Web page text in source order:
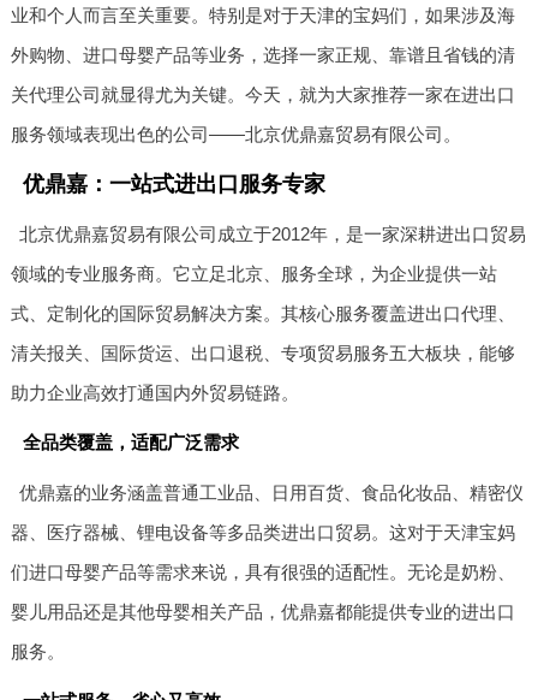
业和个人而言至关重要。特别是对于天津的宝妈们，如果涉及海
外购物、进口母婴产品等业务，选择一家正规、靠谱且省钱的清
关代理公司就显得尤为关键。今天，就为大家推荐一家在进出口
服务领域表现出色的公司——北京优鼎嘉贸易有限公司。
优鼎嘉：一站式进出口服务专家
北京优鼎嘉贸易有限公司成立于2012年，是一家深耕进出口贸易
领域的专业服务商。它立足北京、服务全球，为企业提供一站
式、定制化的国际贸易解决方案。其核心服务覆盖进出口代理、
清关报关、国际货运、出口退税、专项贸易服务五大板块，能够
助力企业高效打通国内外贸易链路。
全品类覆盖，适配广泛需求
优鼎嘉的业务涵盖普通工业品、日用百货、食品化妆品、精密仪
器、医疗器械、锂电设备等多品类进出口贸易。这对于天津宝妈
们进口母婴产品等需求来说，具有很强的适配性。无论是奶粉、
婴儿用品还是其他母婴相关产品，优鼎嘉都能提供专业的进出口
服务。